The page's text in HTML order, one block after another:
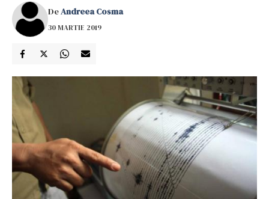
DeAndreea Cosma
30 MARTIE 2019